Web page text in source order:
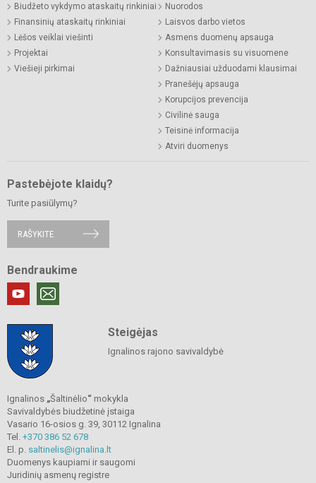
Biudžeto vykdymo ataskaitų rinkiniai
Finansinių ataskaitų rinkiniai
Lėšos veiklai viešinti
Projektai
Viešieji pirkimai
Nuorodos
Laisvos darbo vietos
Asmens duomenų apsauga
Konsultavimasis su visuomene
Dažniausiai užduodami klausimai
Pranešėjų apsauga
Korupcijos prevencija
Civilinė sauga
Teisinė informacija
Atviri duomenys
Pastebėjote klaidų?
Turite pasiūlymų?
RAŠYKITE
Bendraukime
Steigėjas
Ignalinos rajono savivaldybė
Ignalinos „Šaltinėlio“ mokykla
Savivaldybės biudžetinė įstaiga
Vasario 16-osios g. 39, 30112 Ignalina
Tel. +370 386 52 678
El. p. saltinelis@ignalina.lt
Duomenys kaupiami ir saugomi
Juridinių asmenų registre